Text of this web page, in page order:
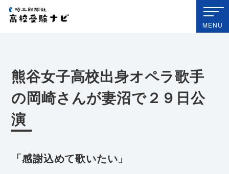
埼玉新聞社 高校受験ナビ
MENU
熊谷女子高校出身オペラ歌手
の岡崎さんが妻沼で２９日公
演
「感謝込めて歌いたい」